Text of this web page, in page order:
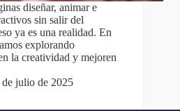
diseñar, animar e
sin salir del
ya es una realidad. En
explorando
la creatividad y mejoren
de julio de 2025